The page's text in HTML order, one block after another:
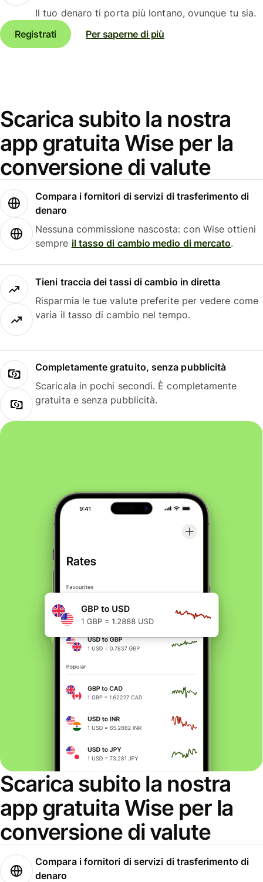
Il tuo denaro ti porta più lontano, ovunque tu sia.
Registrati
Per saperne di più
Scarica subito la nostra
app gratuita Wise per la
conversione di valute
Compara i fornitori di servizi di trasferimento di
denaro
Nessuna commissione nascosta: con Wise ottieni
sempre il tasso di cambio medio di mercato.
Tieni traccia dei tassi di cambio in diretta
Risparmia le tue valute preferite per vedere come
varia il tasso di cambio nel tempo.
Completamente gratuito, senza pubblicità
Scaricala in pochi secondi. È completamente
gratuita e senza pubblicità.
Scarica subito la nostra
app gratuita Wise per la
conversione di valute
Compara i fornitori di servizi di trasferimento di
denaro